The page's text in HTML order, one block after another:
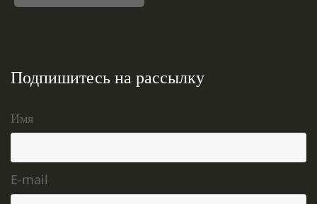
Подпишитесь на рассылку
Имя
E-mail